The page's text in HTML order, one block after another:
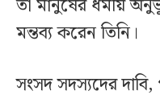
তা মানুষের ধর্মীয়
মন্তব্য করেন তিনি।
সংসদ সদস্যদের দাবি,